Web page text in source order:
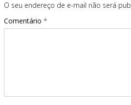
O seu endereço de e-mail não será
Comentário *